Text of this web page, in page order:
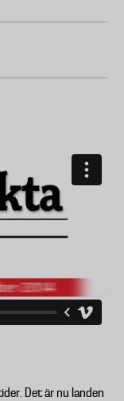
Det är nu landen